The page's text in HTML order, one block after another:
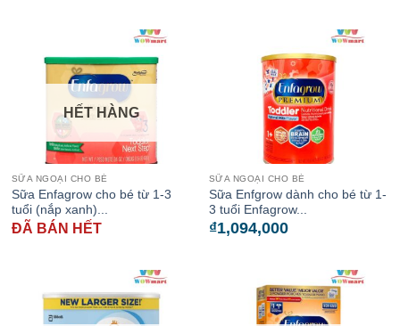
HẾT HÀNG
SỮA NGOẠI CHO BÉ
Sữa Enfagrow cho bé từ 1-3
tuổi (nắp xanh)...
ĐÃ BÁN HẾT
SỮA NGOẠI CHO BÉ
Sữa Enfgrow dành cho bé từ 1-
3 tuổi Enfagrow...
₫1,094,000